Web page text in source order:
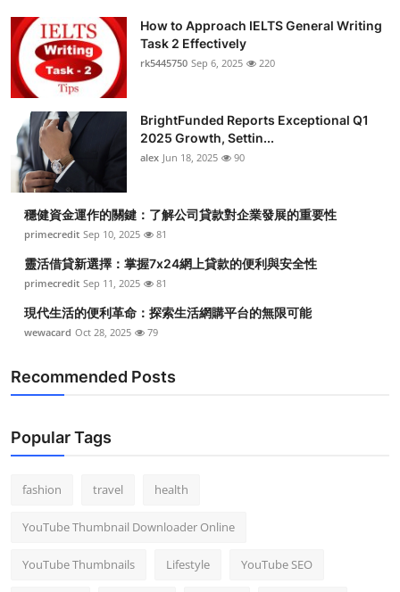
How to Approach IELTS General Writing
Task 2 Effectively
rk5445750 Sep 6, 2025 220
BrightFunded Reports Exceptional Q1
2025 Growth, Settin...
alex Jun 18, 2025 90
穩健資金運作的關鍵：了解公司貸款對企業發展的重要性
primecredit Sep 10, 2025 81
靈活借貸新選擇：掌握7x24網上貸款的便利與安全性
primecredit Sep 11, 2025 81
現代生活的便利革命：探索生活網購平台的無限可能
wewacard Oct 28, 2025 79
Recommended Posts
Popular Tags
fashion travel health
YouTube Thumbnail Downloader Online
YouTube Thumbnails Lifestyle YouTube SEO